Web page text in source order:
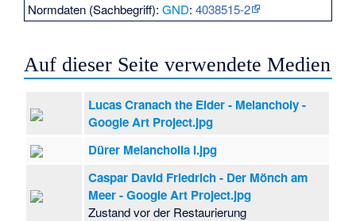
Normdaten (Sachbegriff):GND:4038515-2
Auf dieser Seite verwendete Medien
Lucas Cranach the Elder - Melancholy -
Google Art Project.jpg
Dürer Melancholia I.jpg
Caspar David Friedrich - Der Mönch am
Meer - Google Art Project.jpg
Zustand vor der Restaurierung